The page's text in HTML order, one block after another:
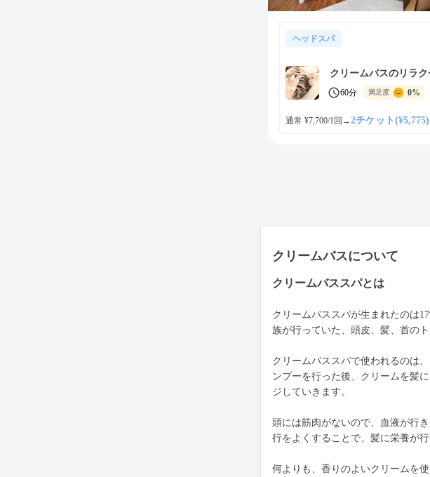
ヘッドスパ
クリームバスのリラ
60分 満足度 0%
通常 ¥7,700/1回 →2チケット(¥5,775)
クリームバスについて
クリームバススパとは
クリームバススパが生まれたのは
族が行っていた、頭皮、髪、首のト
クリームバススパで使われるのは
ンプーを行った後、クリームを髪
ジしていきます。
頭には筋肉がないので、血液が行
行をよくすることで、髪に栄養が
何よりも、香りのよいクリームを